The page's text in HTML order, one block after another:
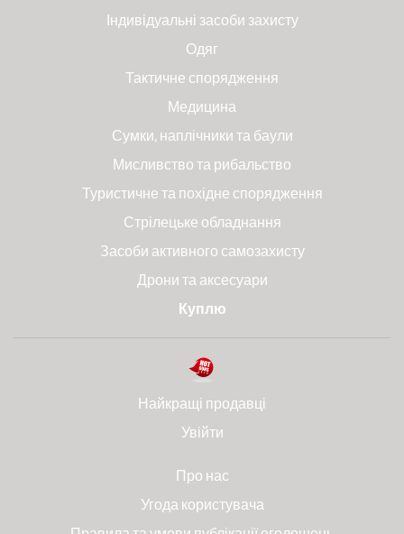
Індивідуальні засоби захисту
Одяг
Тактичне спорядження
Медицина
Сумки, наплічники та баули
Мисливство та рибальство
Туристичне та похідне спорядження
Стрілецьке обладнання
Засоби активного самозахисту
Дрони та аксесуари
Куплю
Найкращі продавці
Увійти
Про нас
Угода користувача